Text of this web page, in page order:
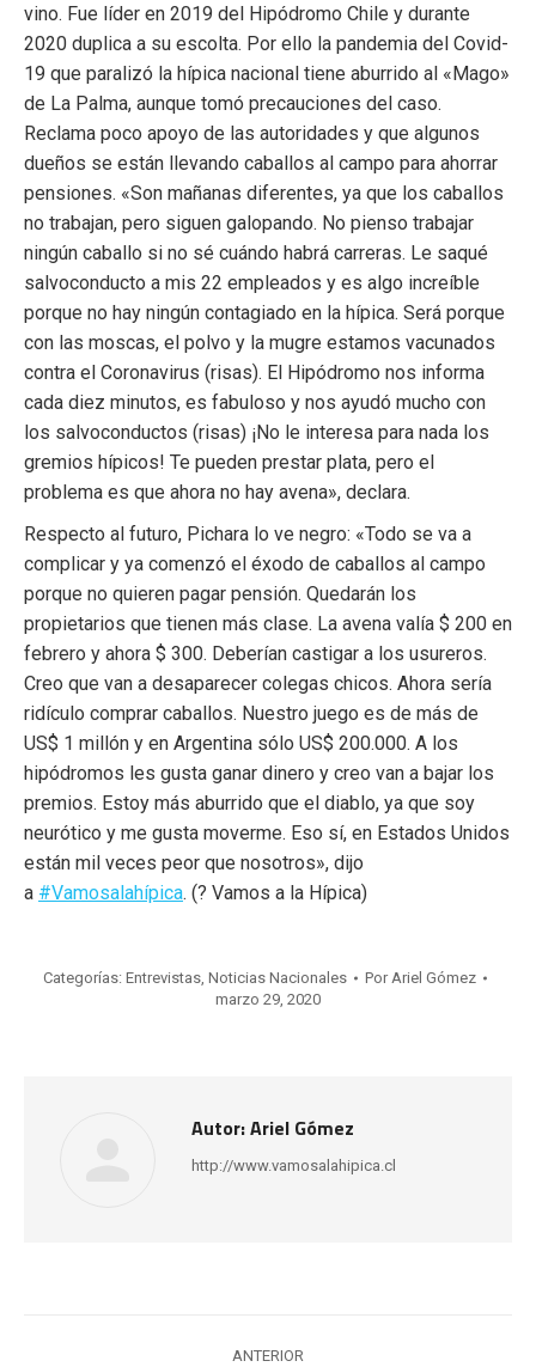
vino. Fue líder en 2019 del Hipódromo Chile y durante
2020 duplica a su escolta. Por ello la pandemia del Covid-
19 que paralizó la hípica nacional tiene aburrido al «Mago»
de La Palma, aunque tomó precauciones del caso.
Reclama poco apoyo de las autoridades y que algunos
dueños se están llevando caballos al campo para ahorrar
pensiones. «Son mañanas diferentes, ya que los caballos
no trabajan, pero siguen galopando. No pienso trabajar
ningún caballo si no sé cuándo habrá carreras. Le saqué
salvoconducto a mis 22 empleados y es algo increíble
porque no hay ningún contagiado en la hípica. Será porque
con las moscas, el polvo y la mugre estamos vacunados
contra el Coronavirus (risas). El Hipódromo nos informa
cada diez minutos, es fabuloso y nos ayudó mucho con
los salvoconductos (risas) ¡No le interesa para nada los
gremios hípicos! Te pueden prestar plata, pero el
problema es que ahora no hay avena», declara.
Respecto al futuro, Pichara lo ve negro: «Todo se va a
complicar y ya comenzó el éxodo de caballos al campo
porque no quieren pagar pensión. Quedarán los
propietarios que tienen más clase. La avena valía $ 200 en
febrero y ahora $ 300. Deberían castigar a los usureros.
Creo que van a desaparecer colegas chicos. Ahora sería
ridículo comprar caballos. Nuestro juego es de más de
US$ 1 millón y en Argentina sólo US$ 200.000. A los
hipódromos les gusta ganar dinero y creo van a bajar los
premios. Estoy más aburrido que el diablo, ya que soy
neurótico y me gusta moverme. Eso sí, en Estados Unidos
están mil veces peor que nosotros», dijo
a #Vamosalahípica. (? Vamos a la Hípica)
Categorías: Entrevistas, Noticias Nacionales Por Ariel Gómez
marzo 29, 2020
Autor:Ariel Gómez
http://www.vamosalahipica.cl
ANTERIOR